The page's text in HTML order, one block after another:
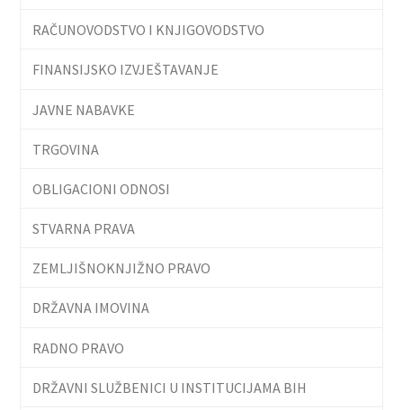
RAČUNOVODSTVO I KNJIGOVODSTVO
FINANSIJSKO IZVJEŠTAVANJE
JAVNE NABAVKE
TRGOVINA
OBLIGACIONI ODNOSI
STVARNA PRAVA
ZEMLJIŠNOKNJIŽNO PRAVO
DRŽAVNA IMOVINA
RADNO PRAVO
DRŽAVNI SLUŽBENICI U INSTITUCIJAMA BIH